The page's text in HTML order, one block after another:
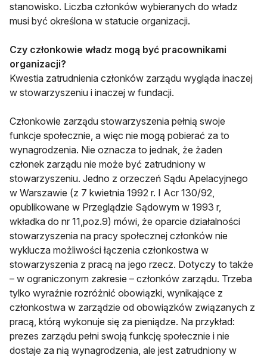
stanowisko. Liczba członków wybieranych do władz
musi być określona w statucie organizacji.
Czy członkowie władz mogą być pracownikami
organizacji?
Kwestia zatrudnienia członków zarządu wygląda inaczej
w stowarzyszeniu i inaczej w fundacji.
Członkowie zarządu stowarzyszenia pełnią swoje
funkcje społecznie, a więc nie mogą pobierać za to
wynagrodzenia. Nie oznacza to jednak, że żaden
członek zarządu nie może być zatrudniony w
stowarzyszeniu. Jedno z orzeczeń Sądu Apelacyjnego
w Warszawie (z 7 kwietnia 1992 r. I Acr 130/92,
opublikowane w Przeglądzie Sądowym w 1993 r,
wkładka do nr 11,poz.9) mówi, że oparcie działalności
stowarzyszenia na pracy społecznej członków nie
wyklucza możliwości łączenia członkostwa w
stowarzyszenia z pracą na jego rzecz. Dotyczy to także
– w ograniczonym zakresie – członków zarządu. Trzeba
tylko wyraźnie rozróżnić obowiązki, wynikające z
członkostwa w zarządzie od obowiązków związanych z
pracą, którą wykonuje się za pieniądze. Na przykład:
prezes zarządu pełni swoją funkcję społecznie i nie
dostaje za nią wynagrodzenia, ale jest zatrudniony w